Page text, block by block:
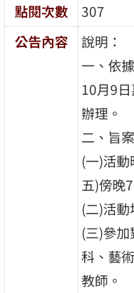
點閱次數
307
公告內容
說明：
一、依
10月9
辦理。
二、旨
(一)活
五)傍晚
(二)活
(三)參
科、藝
教師。